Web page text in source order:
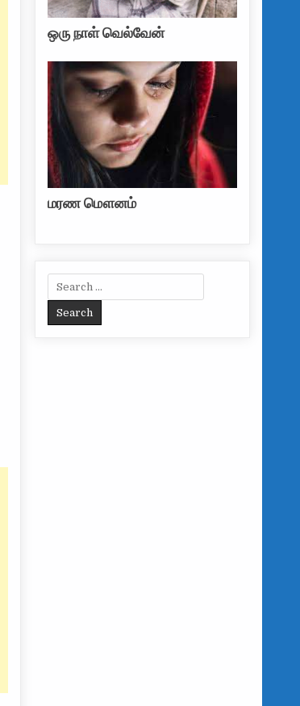
ஒரு நாள் வெல்வேன்
மரண மௌனம்
Search for: